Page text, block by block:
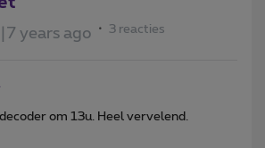
years ago 3 reacties
om 13u. Heel vervelend.